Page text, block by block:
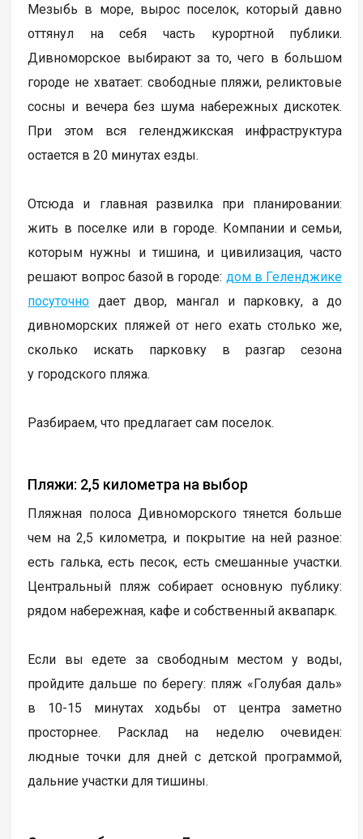
Мезыбь в море, вырос поселок, который давно
оттянул на себя часть курортной публики.
Дивноморское выбирают за то, чего в большом
городе не хватает: свободные пляжи, реликтовые
сосны и вечера без шума набережных дискотек.
При этом вся геленджикская инфраструктура
остается в 20 минутах езды.
Отсюда и главная развилка при планировании:
жить в поселке или в городе. Компании и семьи,
которым нужны и тишина, и цивилизация, часто
решают вопрос базой в городе: дом в Геленджике
посуточно дает двор, мангал и парковку, а до
дивноморских пляжей от него ехать столько же,
сколько искать парковку в разгар сезона
у городского пляжа.
Разбираем, что предлагает сам поселок.
Пляжи: 2,5 километра на выбор
Пляжная полоса Дивноморского тянется больше
чем на 2,5 километра, и покрытие на ней разное:
есть галька, есть песок, есть смешанные участки.
Центральный пляж собирает основную публику:
рядом набережная, кафе и собственный аквапарк.
Если вы едете за свободным местом у воды,
пройдите дальше по берегу: пляж «Голубая даль»
в 10-15 минутах ходьбы от центра заметно
просторнее. Расклад на неделю очевиден:
людные точки для дней с детской программой,
дальние участки для тишины.